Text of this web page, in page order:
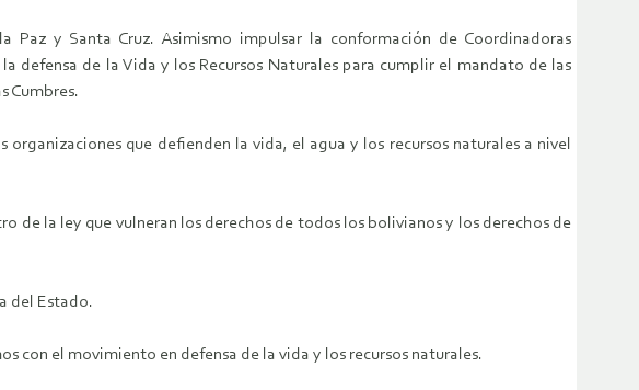
y Santa Cruz. Asimismo impulsar la conformación de Coordinadoras
defensa de la Vida y los Recursos Naturales para cumplir el mandato de las
Cumbres.
que defienden la vida, el agua y los recursos naturales a nivel
la ley que vulneran los derechos de todos los bolivianos y los derechos de
del Estado.
el movimiento en defensa de la vida y los recursos naturales.